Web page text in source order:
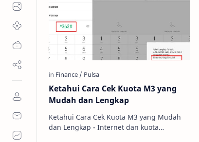
Ketahui Cara Cek Kuota M3 yang
Mudah dan Lengkap
Ketahui Cara Cek Kuota M3 yang Mudah
dan Lengkap - Internet dan kuota